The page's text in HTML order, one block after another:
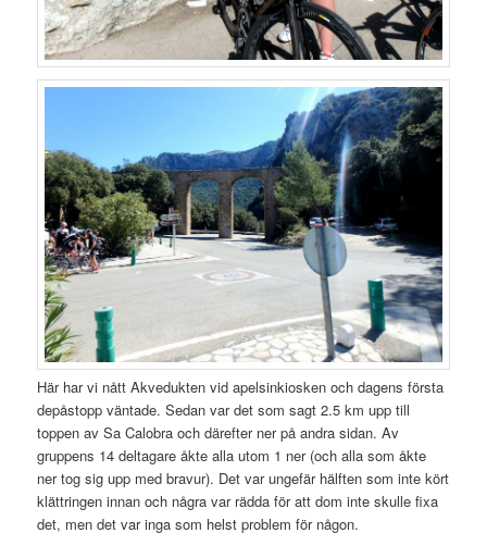
Här har vi nått Akvedukten vid apelsinkiosken och dagens första
depåstopp väntade. Sedan var det som sagt 2.5 km upp till
toppen av Sa Calobra och därefter ner på andra sidan. Av
gruppens 14 deltagare åkte alla utom 1 ner (och alla som åkte
ner tog sig upp med bravur). Det var ungefär hälften som inte kört
klättringen innan och några var rädda för att dom inte skulle fixa
det, men det var inga som helst problem för någon.